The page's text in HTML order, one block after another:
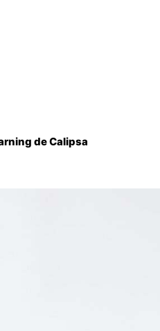
de Calipsa